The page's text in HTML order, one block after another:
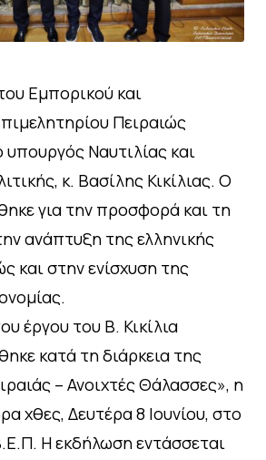
Εμπορικού και
Πειραιώς
υπουργός Ναυτιλίας και
κ. Βασίλης Κικίλιας. Ο
για την προσφορά και τη
ανάπτυξη της ελληνικής
και στην ενίσχυση της
έργου του Β. Κικίλια
κατά τη διάρκεια της
– Ανοιχτές Θάλασσες», η
χθες, Δευτέρα 8 Ιουνίου, στο
Η εκδήλωση εντάσσεται